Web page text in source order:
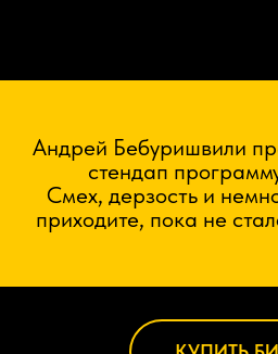
Андрей Бебуришвили
стендап
Смех, дерзость и
приходите, пока не